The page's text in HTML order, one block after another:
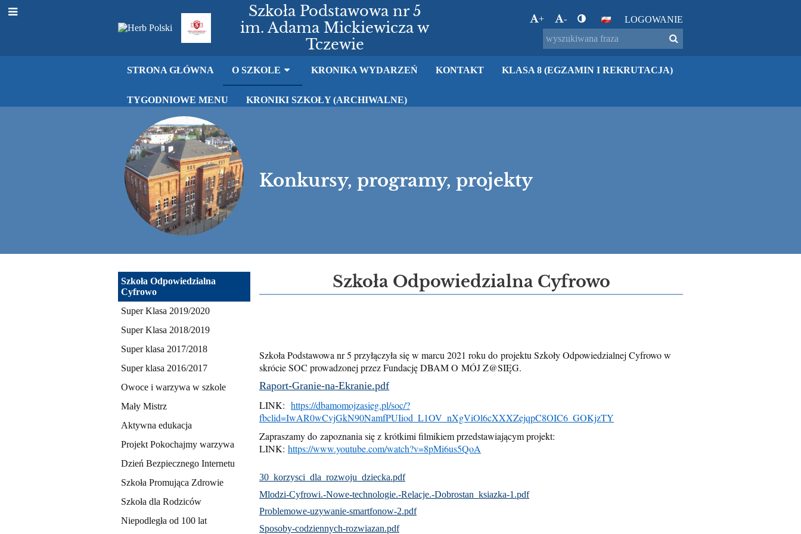
Szkoła Podstawowa nr 5
im. Adama Mickiewicza w
Tczewie
+ - LOGOWANIE
STRONA GŁÓWNA O SZKOLE KRONIKA WYDARZEŃ KONTAKT KLASA 8 (EGZAMIN I REKRUTACJA)
TYGODNIOWE MENU KRONIKI SZKOŁY (ARCHIWALNE)
Konkursy, programy, projekty
Konkursy,
programy,
projekty
Szkoła Odpowiedzialna
Cyfrowo
Super Klasa 2019/2020
Super Klasa 2018/2019
Super klasa 2017/2018
Super klasa 2016/2017
Owoce i warzywa w szkole
Mały Mistrz
Aktywna edukacja
Projekt Pokochajmy warzywa
Dzień Bezpiecznego Internetu
Szkoła Promująca Zdrowie
Szkoła dla Rodziców
Niepodległa od 100 lat
Szkoła Odpowiedzialna Cyfrowo
Szkoła Podstawowa nr 5 przyłączyła się w marcu 2021 roku do projektu Szkoły Odpowiedzialnej Cyfrowo w
skrócie SOC prowadzonej przez Fundację DBAM O MÓJ Z@SIĘG.
Raport-Granie-na-Ekranie.pdf
LINK: https://dbamomojzasieg.pl/soc/?
fbclid=IwAR0wCvjGkN90NamfPUIiod_L1OV_nXgViOl6cXXXZejqpC8OIC6_GOKjzTY
Zapraszamy do zapoznania się z krótkimi filmikiem przedstawiającym projekt:
LINK: https://www.youtube.com/watch?v=8pMi6us5QoA
30_korzysci_dla_rozwoju_dziecka.pdf
Mlodzi-Cyfrowi.-Nowe-technologie.-Relacje.-Dobrostan_ksiazka-1.pdf
Problemowe-uzywanie-smartfonow-2.pdf
Sposoby-codziennych-rozwiazan.pdf